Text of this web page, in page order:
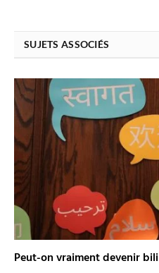
SUJETS ASSOCIÉS
Peut-on vraiment devenir